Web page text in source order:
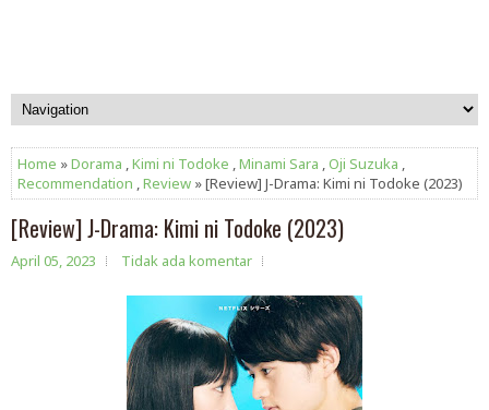
Home »Dorama ,Kimi ni Todoke ,Minami Sara ,Oji Suzuka ,
Recommendation ,Review » [Review] J-Drama: Kimi ni Todoke (2023)
[Review] J-Drama: Kimi ni Todoke (2023)
April 05, 2023 Tidak ada komentar